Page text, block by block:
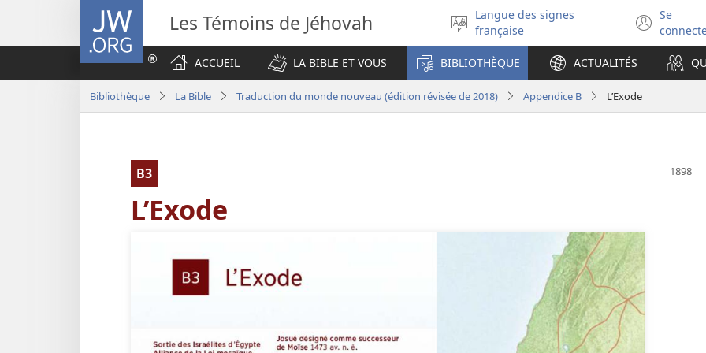
JW.ORG
Les Témoins de Jéhovah
la
langue
Langue des signes
française
Se
une
ACCUEIL LA BIBLE ET VOUS BIBLIOTHÈQUE ACTUALITÉS
Bibliothèque La Bible Traduction du monde nouveau (édition révisée de 2018) Appendice B L’Exode
B3
L’Exode